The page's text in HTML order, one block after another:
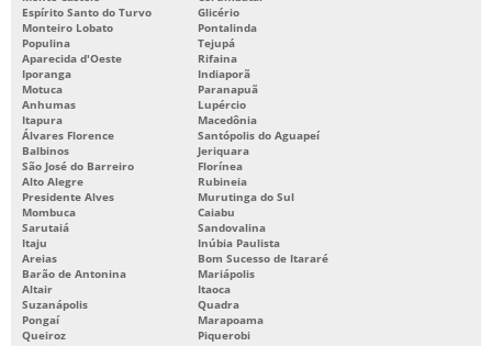
Espírito Santo do Turvo
Glicério
Monteiro Lobato
Pontalinda
Populina
Tejupá
Aparecida d'Oeste
Rifaina
Iporanga
Indiaporã
Motuca
Paranapuã
Anhumas
Lupércio
Itapura
Macedônia
Álvares Florence
Santópolis do Aguapeí
Balbinos
Jeriquara
São José do Barreiro
Florínea
Alto Alegre
Rubineia
Presidente Alves
Murutinga do Sul
Mombuca
Caiabu
Sarutaiá
Sandovalina
Itaju
Inúbia Paulista
Areias
Bom Sucesso de Itararé
Barão de Antonina
Mariápolis
Altair
Itaoca
Suzanápolis
Quadra
Pongaí
Marapoama
Queiroz
Piquerobi